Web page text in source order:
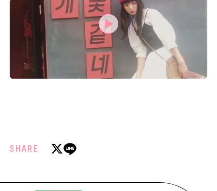
お悩み相談
TikTok
Instagram
YouTube
FORTUNE
INFORMATION
SHARE